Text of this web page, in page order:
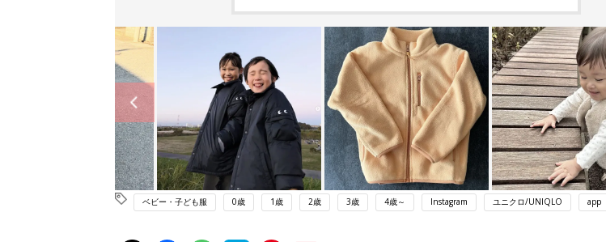
ベビー・子ども服 0歳 1歳 2歳 3歳 4歳～ Instagram ユニクロ/UNIQLO app